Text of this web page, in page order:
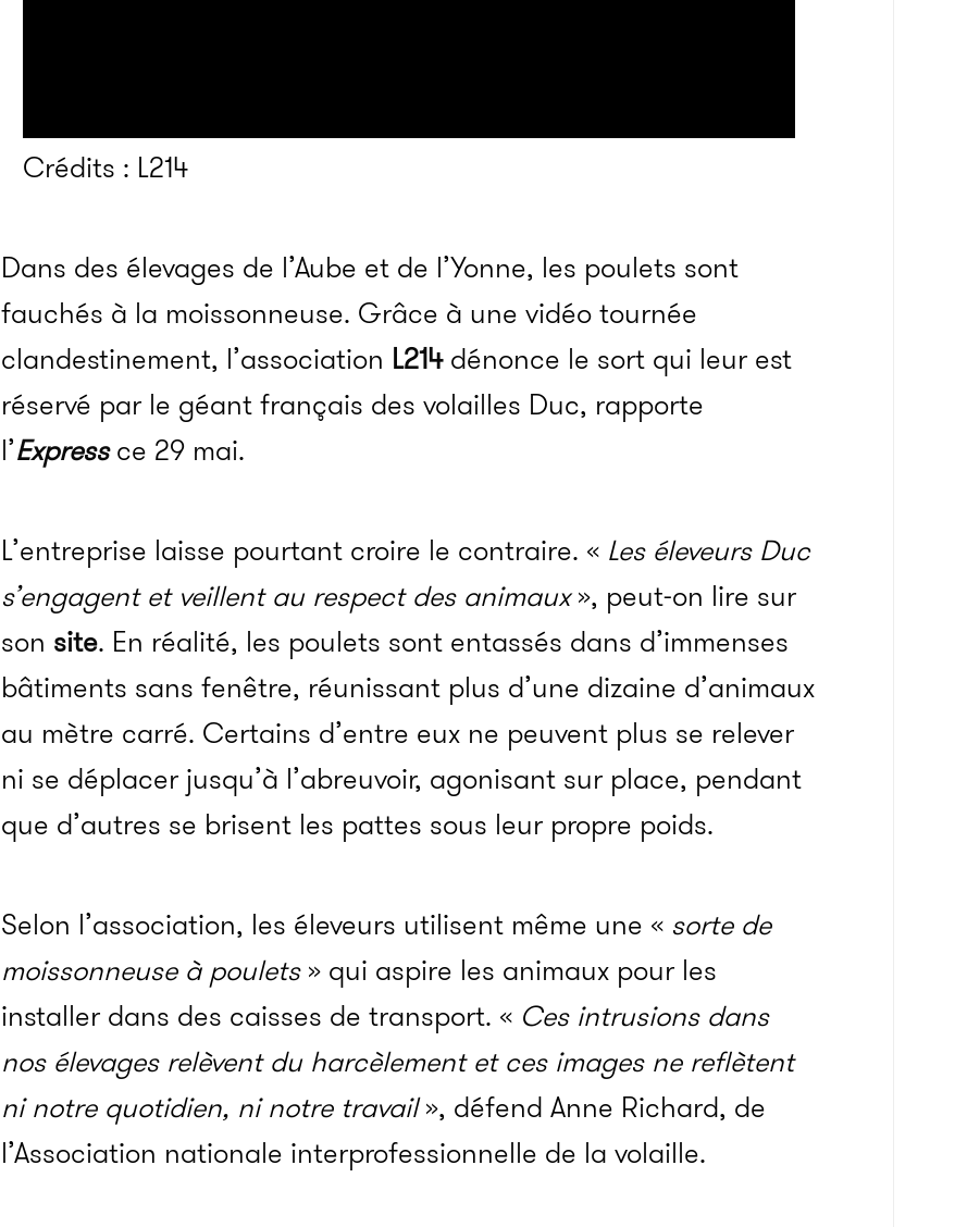
Crédits : L214
Dans des élevages de l’Aube et de l’Yonne, les poulets sont
fauchés à la moissonneuse. Grâce à une vidéo tournée
clandestinement, l’association L214dénonce le sort qui leur est
réservé par le géant français des volailles Duc, rapporte
l’Expressce 29 mai.
L’entreprise laisse pourtant croire le contraire. « Les éleveurs Duc
s’engagent et veillent au respect des animaux», peut-on lire sur
son site. En réalité, les poulets sont entassés dans d’immenses
bâtiments sans fenêtre, réunissant plus d’une dizaine d’animaux
au mètre carré. Certains d’entre eux ne peuvent plus se relever
ni se déplacer jusqu’à l’abreuvoir, agonisant sur place, pendant
que d’autres se brisent les pattes sous leur propre poids.
Selon l’association, les éleveurs utilisent même une « sorte de
moissonneuse à poulets» qui aspire les animaux pour les
installer dans des caisses de transport. « Ces intrusions dans
nos élevages relèvent du harcèlement et ces images ne reflètent
ni notre quotidien, ni notre travail», défend Anne Richard, de
l’Association nationale interprofessionnelle de la volaille.